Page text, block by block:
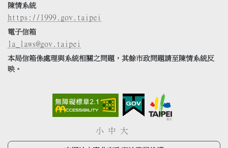
陳情系統
https://1999.gov.taipei
電子信箱
la_laws@gov.taipei
本局信箱係處理與系統相關之問題，其餘市政問題請至陳情系統反
映。
小 中 大